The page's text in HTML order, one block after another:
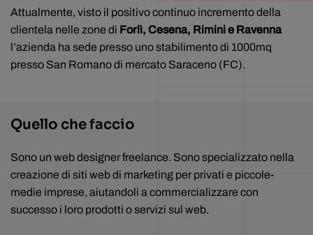
Attualmente, visto il positivo continuo incremento della
clientela nelle zone di Forlì, Cesena, Rimini e Ravenna
l’azienda ha sede presso uno stabilimento di 1000mq
presso San Romano di mercato Saraceno (FC).
Quello che faccio
Sono un web designer freelance. Sono specializzato nella
creazione di siti web di marketing per privati e piccole-
medie imprese, aiutandoli a commercializzare con
successo i loro prodotti o servizi sul web.